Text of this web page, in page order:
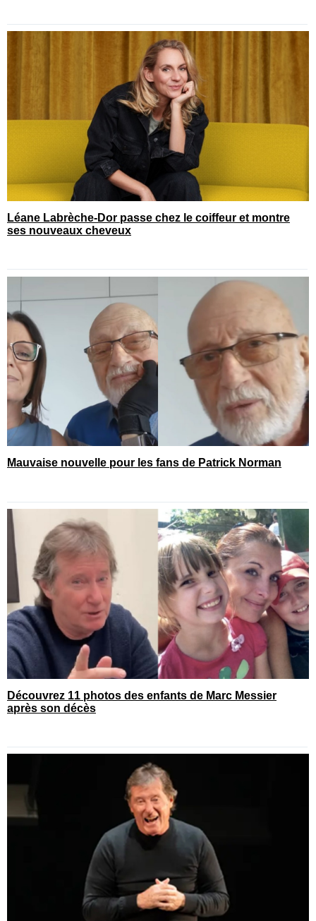
Léane Labrèche-Dor passe chez le coiffeur et montre
ses nouveaux cheveux
Mauvaise nouvelle pour les fans de Patrick Norman
Découvrez 11 photos des enfants de Marc Messier
après son décès